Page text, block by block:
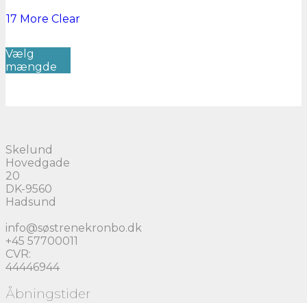
17 More Clear
Vælg
mængde
Skelund
Hovedgade
20
DK-9560
Hadsund
info@søstrenekronbo.dk
+45 57700011
CVR:
44446944
Åbningstider